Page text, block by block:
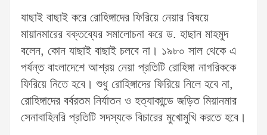
যাছাই বাছাই করে রোহিঙ্গাদের ফিরিয়ে নেয়ার বিষয়ে
মায়ানমারের বক্তব্যের সমালোচনা করে ড. হাছান মাহমুদ
বলেন, কোন যাছাই বাছাই চলবে না। ১৯৮০ সাল থেকে এ
পর্যন্ত বাংলাদেশে আশ্রয় নেয়া প্রতিটি রোহিঙ্গা নাগরিককে
ফিরিয়ে নিতে হবে। শুধু রোহিঙ্গাদের ফিরিয়ে নিলে হবে না,
রোহিঙ্গাদের বর্বরতম নির্যাতন ও হত্যাকান্ডে জড়িত মিয়ানমার
সেনাবাহিনরি প্রতিটি সদস্যকে বিচারের মুখোমুখি করতে হবে।